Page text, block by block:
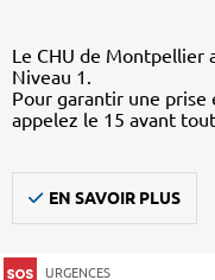
Le CHU de Montpellier
Niveau 1.
Pour garantir une prise
appelez le 15 avant
EN SAVOIR PLUS
URGENCES